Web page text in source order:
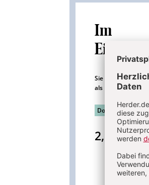
Im
Sie erhalten
als PDF-Datei.
Download sofort
2,95 €inkl.